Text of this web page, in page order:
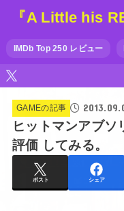
『A Little his
IMDb Top 250 レビュー
GAMEの記事
ヒットマンアブソ
評価 してみる。
ポスト シェア